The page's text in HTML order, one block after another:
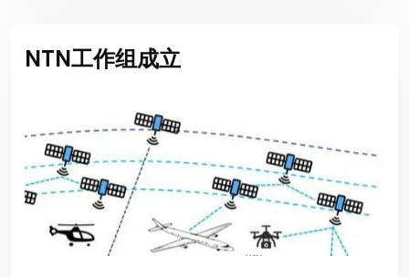
NTN工作组成立